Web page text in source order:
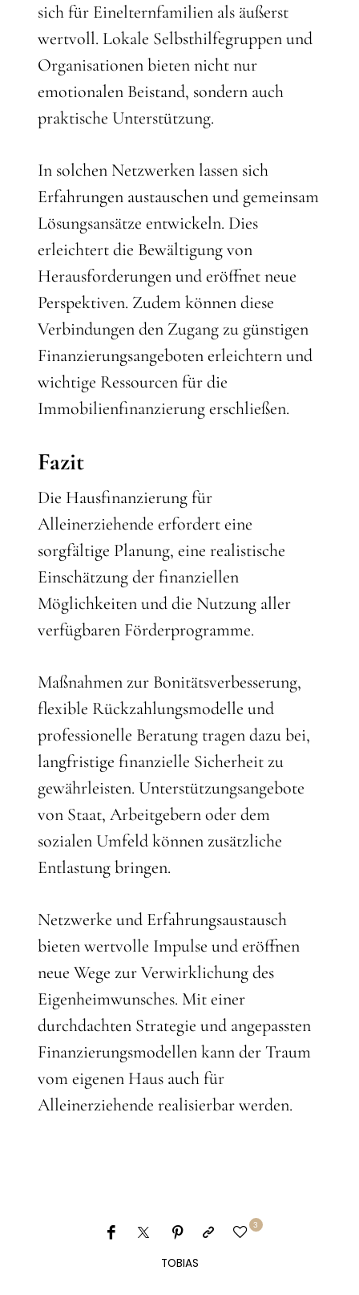
sich für Einelternfamilien als äußerst
wertvoll. Lokale Selbsthilfegruppen und
Organisationen bieten nicht nur
emotionalen Beistand, sondern auch
praktische Unterstützung.
In solchen Netzwerken lassen sich
Erfahrungen austauschen und gemeinsam
Lösungsansätze entwickeln. Dies
erleichtert die Bewältigung von
Herausforderungen und eröffnet neue
Perspektiven. Zudem können diese
Verbindungen den Zugang zu günstigen
Finanzierungsangeboten erleichtern und
wichtige Ressourcen für die
Immobilienfinanzierung erschließen.
Fazit
Die Hausfinanzierung für
Alleinerziehende erfordert eine
sorgfältige Planung, eine realistische
Einschätzung der finanziellen
Möglichkeiten und die Nutzung aller
verfügbaren Förderprogramme.
Maßnahmen zur Bonitätsverbesserung,
flexible Rückzahlungsmodelle und
professionelle Beratung tragen dazu bei,
langfristige finanzielle Sicherheit zu
gewährleisten. Unterstützungsangebote
von Staat, Arbeitgebern oder dem
sozialen Umfeld können zusätzliche
Entlastung bringen.
Netzwerke und Erfahrungsaustausch
bieten wertvolle Impulse und eröffnen
neue Wege zur Verwirklichung des
Eigenheimwunsches. Mit einer
durchdachten Strategie und angepassten
Finanzierungsmodellen kann der Traum
vom eigenen Haus auch für
Alleinerziehende realisierbar werden.
TOBIAS
3